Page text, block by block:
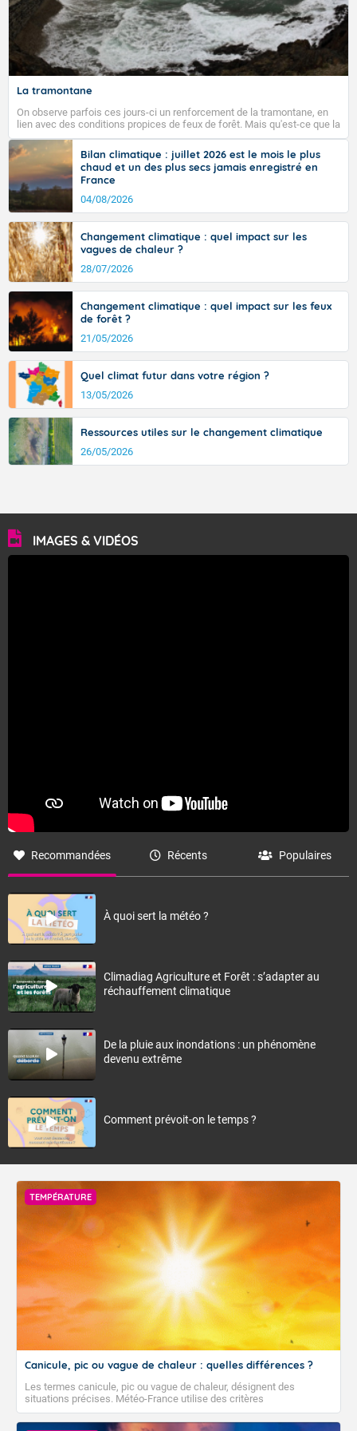
La tramontane
On observe parfois ces jours-ci un renforcement de la tramontane, en
lien avec des conditions propices de feux de forêt. Mais qu'est-ce que la
tramontane ? Quelles sont ses caractéristiques ? La tramontane est un
vent turbulent soufflant de secteur nord-ouest à nord, ou ouest à nord-
ouest, dans un secteur qui part du Roussillon à la vallée de l’Aude et à
l’ouest de l’Hérault. L’étymologie de ce vent vient du latin trasmontanus,
signifiant au-delà des monts, en allusion aux régions montagneuses
d’où provient ce vent.
Bilan climatique : juillet 2026 est le mois le plus
chaud et un des plus secs jamais enregistré en
France
04/08/2026
Changement climatique : quel impact sur les
vagues de chaleur ?
28/07/2026
Changement climatique : quel impact sur les feux
de forêt ?
21/05/2026
Quel climat futur dans votre région ?
13/05/2026
Ressources utiles sur le changement climatique
26/05/2026
IMAGES & VIDÉOS
Recommandées Récents Populaires
À quoi sert la météo ?
Climadiag Agriculture et Forêt : s’adapter au
réchauffement climatique
De la pluie aux inondations : un phénomène
devenu extrême
Comment prévoit-on le temps ?
TEMPÉRATURE
Canicule, pic ou vague de chaleur : quelles différences ?
Les termes canicule, pic ou vague de chaleur, désignent des
situations précises. Météo-France utilise des critères
climatologiques pour évaluer et qualifier les épisodes de chaleur qui
peuvent avoir des impacts sanitaires et socio-économiques